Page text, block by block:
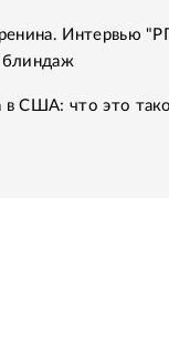
Интервью
блиндаж
в США: что это